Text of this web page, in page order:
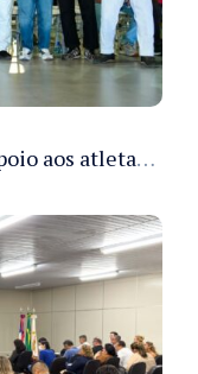
Prefeitura de Manaus amplia apoio aos atletas de 100 para 150 beneficiados a partir do próximo ano